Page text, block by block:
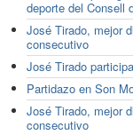
deporte del Consell
José Tirado, mejor
consecutivo
José Tirado
Partidazo en Son
José Tirado, mejor
consecutivo